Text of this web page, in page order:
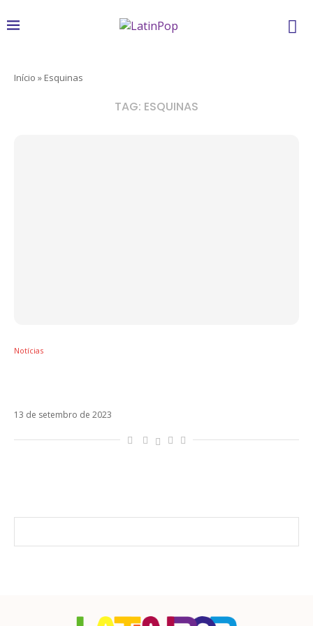
Início » Esquinas
TAG: ESQUINAS
Notícias
13 de setembro de 2023